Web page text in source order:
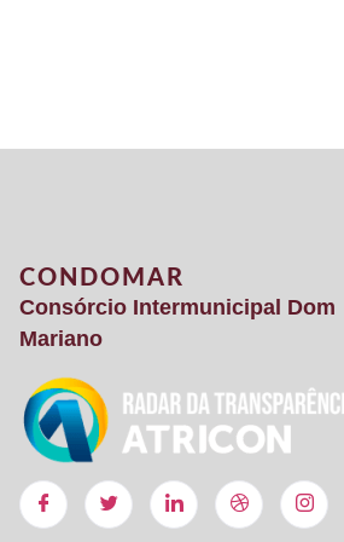
CONDOMAR
Consórcio Intermunicipal Dom
Mariano